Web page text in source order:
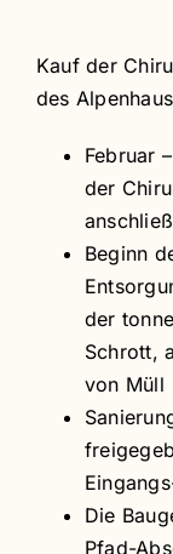
Kauf der
des
Februar
der
Beginn
der
Schrott,
von Müll
Die
Pfad-